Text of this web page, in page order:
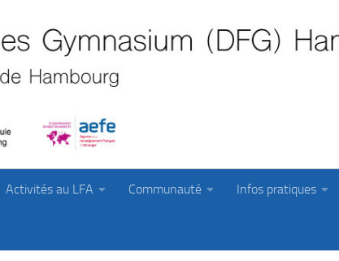
Activités au LFA Communauté Infos pratiques